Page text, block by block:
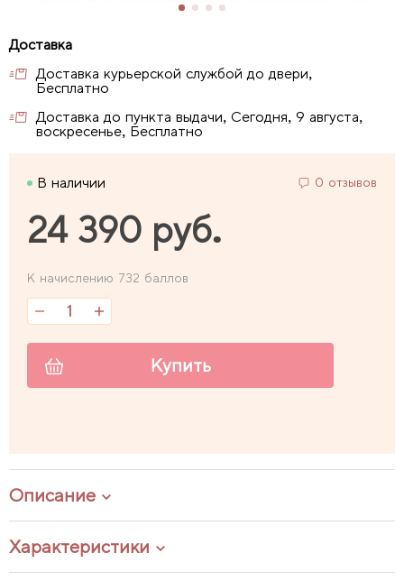
Доставка курьерской службой до двери,
Бесплатно
Доставка до пункта выдачи, Сегодня, 9 августа,
воскресенье, Бесплатно
В наличии 0 отзывов
24 390 руб.
К начислению 732 баллов
Купить
Описание
Характеристики